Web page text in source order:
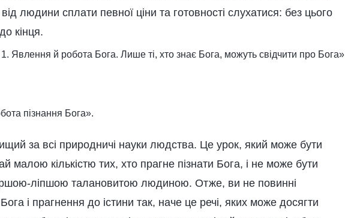
людини сплати певної ціни та готовності слухатися: без цього
кінця.
Явлення й робота Бога. Лише ті, хто знає Бога, можуть свідчити про Бога»
пізнання Бога».
за всі природничі науки людства. Це урок, який може бути
малою кількістю тих, хто прагне пізнати Бога, і не може бути
ліпшою талановитою людиною. Отже, ви не повинні
і прагнення до істини так, наче це речі, яких може досягти